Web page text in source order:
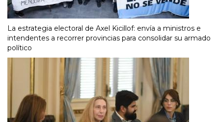
La estrategia electoral de Axel Kicillof: envía a ministros e
intendentes a recorrer provincias para consolidar su armado
político